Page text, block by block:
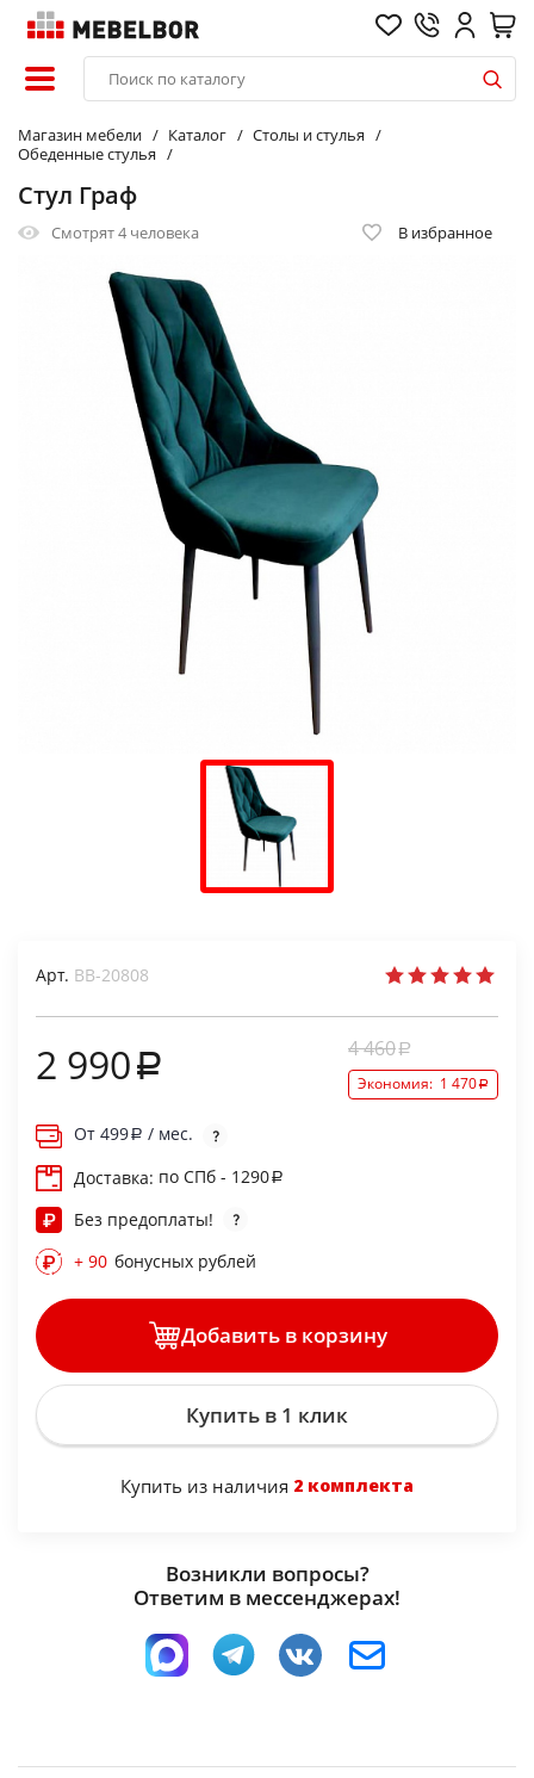
Магазин мебели Каталог
Столы и стулья
Обеденные стулья
Стул Граф
Смотрят4 человека В избранное
Арт. ВВ-20808
2 990 4 460
Экономия: 1 470
От 499
/ мес.
Доставка: по СПб - 1290
Без предоплаты!
+ 90 бонусных рублей
Добавить в корзину
Купить в 1 клик
Купить из наличия 2 комплекта
Возникли вопросы?
Ответим в мессенджерах!